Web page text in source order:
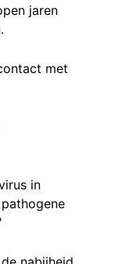
jaren
met
in